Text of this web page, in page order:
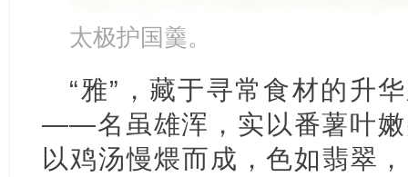
太极护国羹。
“雅”，藏于寻常食材的升
——名虽雄浑，实以番薯叶嫩
以鸡汤慢煨而成，色如翡翠